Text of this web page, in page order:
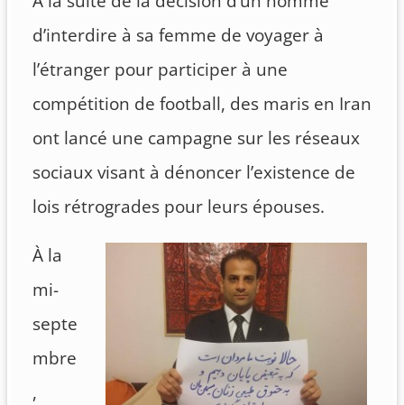
d’interdire à sa femme de voyager à
l’étranger pour participer à une
compétition de football, des maris en Iran
ont lancé une campagne sur les réseaux
sociaux visant à dénoncer l’existence de
lois rétrogrades pour leurs épouses.
À la
mi-
septe
mbre
,